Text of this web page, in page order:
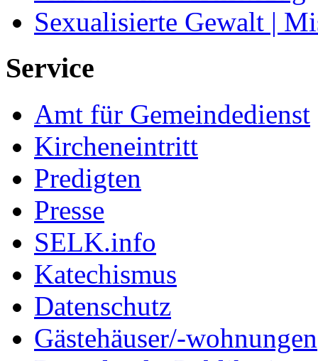
Sexualisierte Gewalt |
Service
Amt für Gemeindedienst
Kircheneintritt
Predigten
Presse
SELK.info
Katechismus
Datenschutz
Gästehäuser/-wohnungen